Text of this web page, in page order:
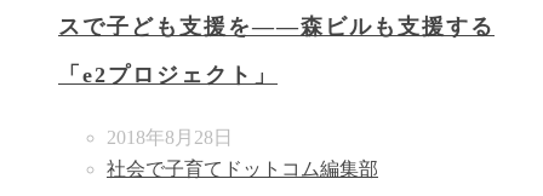
スで子ども支援を――森ビルも支援する
「e2プロジェクト」
2018年8月28日
社会で子育てドットコム編集部